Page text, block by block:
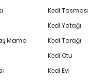
Mama
Kedi Tasması
Kedi Yatağı
Kedi Tarağı
Kedi Otu
Kedi Evi